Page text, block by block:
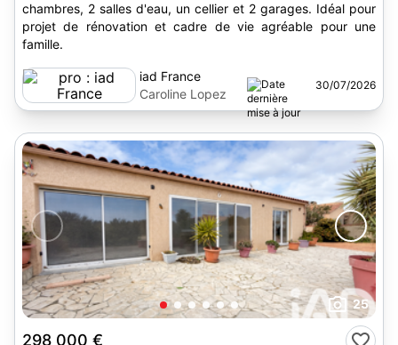
chambres, 2 salles d'eau, un cellier et 2 garages. Idéal pour
projet de rénovation et cadre de vie agréable pour une
famille.
iad France
Caroline Lopez
30/07/2026
25
298 000 €